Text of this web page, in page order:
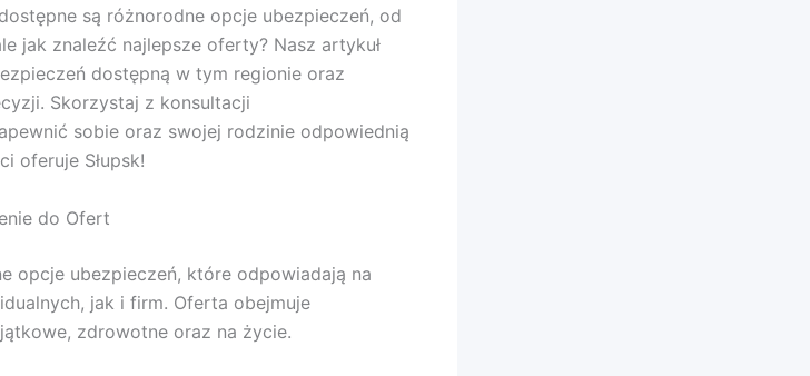
są różnorodne opcje ubezpieczeń, od
jak znaleźć najlepsze oferty? Nasz artykuł
dostępną w tym regionie oraz
Skorzystaj z konsultacji
sobie oraz swojej rodzinie odpowiednią
oferuje Słupsk!
do Ofert
opcje ubezpieczeń, które odpowiadają na
jak i firm. Oferta obejmuje
zdrowotne oraz na życie.